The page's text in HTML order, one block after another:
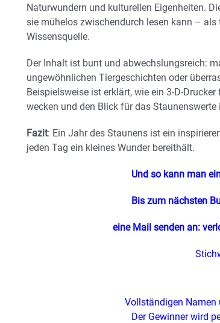
Naturwundern und kulturellen Eigenheiten.
sie mühelos zwischendurch lesen kann –
Wissensquelle.
Der Inhalt ist bunt und abwechslungsreich:
ungewöhnlichen Tiergeschichten oder
Beispielsweise ist erklärt, wie ein 3-D-
wecken und den Blick für das
Fazit: Ein Jahr des Staunens ist ein
jeden Tag ein kleines Wunder bereithält.
Und so kann man
Bis zum nächsten
eine Mail senden an:
Vollständigen Namen
Der Gewinner wird